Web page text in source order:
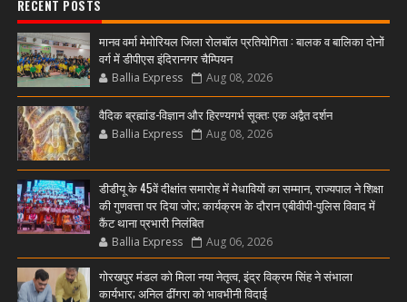
RECENT POSTS
मानव वर्मा मेमोरियल जिला रोलबॉल प्रतियोगिता : बालक व बालिका दोनों
वर्ग में डीपीएस इंदिरानगर चैम्पियन
Ballia Express Aug 08, 2026
वैदिक ब्रह्मांड-विज्ञान और हिरण्यगर्भ सूक्त: एक अद्वैत दर्शन
Ballia Express Aug 08, 2026
डीडीयू के 45वें दीक्षांत समारोह में मेधावियों का सम्मान, राज्यपाल ने शिक्षा
की गुणवत्ता पर दिया जोर; कार्यक्रम के दौरान एबीवीपी-पुलिस विवाद में
कैंट थाना प्रभारी निलंबित
Ballia Express Aug 06, 2026
गोरखपुर मंडल को मिला नया नेतृत्व, इंद्र विक्रम सिंह ने संभाला
कार्यभार; अनिल ढींगरा को भावभीनी विदाई